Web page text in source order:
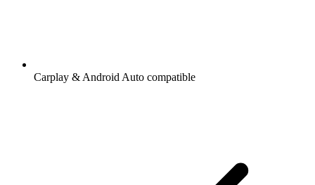
Carplay & Android Auto compatible